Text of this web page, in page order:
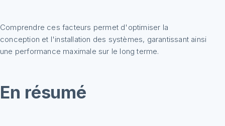
Comprendre ces facteurs permet d'optimiser la
conception et l'installation des systèmes, garantissant ainsi
une performance maximale sur le long terme.
En résumé